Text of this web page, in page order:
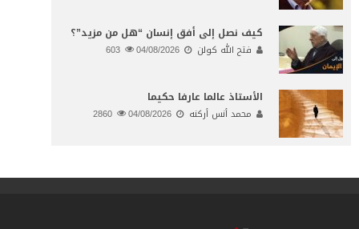
كيف نصل إلى أفق إنسان “هل من مزيد”؟
فتح الله كولن 04/08/2026
الأستاذ عالما عارفا حكيما
محمد أنس أركنه 04/08/2026